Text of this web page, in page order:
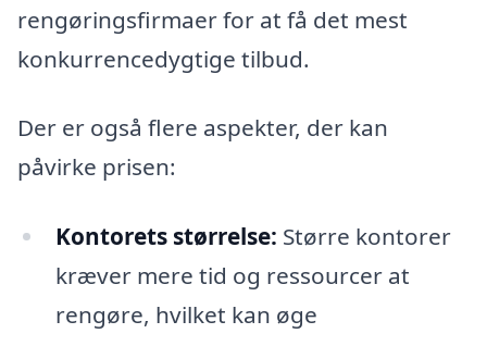
rengøringsfirmaer for at få det mest
konkurrencedygtige tilbud.
Der er også flere aspekter, der kan
påvirke prisen:
Kontorets størrelse: Større kontorer
kræver mere tid og ressourcer at
rengøre, hvilket kan øge